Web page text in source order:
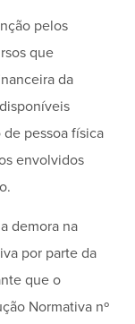
pelos
que
da
pessoa física
envolvidos
demora na
por parte da
que o
Normativa nº